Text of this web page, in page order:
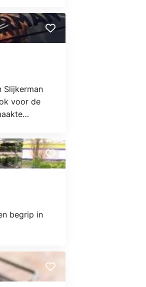
Slijkerman
voor de
begrip in